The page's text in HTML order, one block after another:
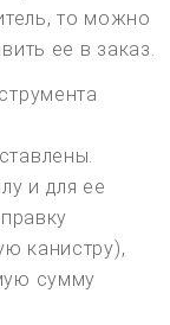
то можно
ее в заказ.
и для ее
канистру),
сумму